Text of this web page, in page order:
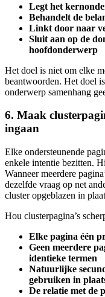
Legt het
Behandelt de
Linkt door naar
Sluit aan op de
hoofdonderwerp
Het doel is niet om elke
beantwoorden. Het doel
onderwerp samenhang
6. Maak
ingaan
Elke ondersteunende
enkele intentie bezitten.
Wanneer meerdere
dezelfde vraag op net
cluster opgeblazen in
Hou clusterpagina’s
Elke pagina één
Geen meerdere
identieke termen
Natuurlijke
gebruiken in
De relatie met de